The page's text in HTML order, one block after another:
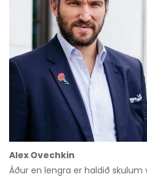
Alex Ovechkin
Áður en lengra er haldið